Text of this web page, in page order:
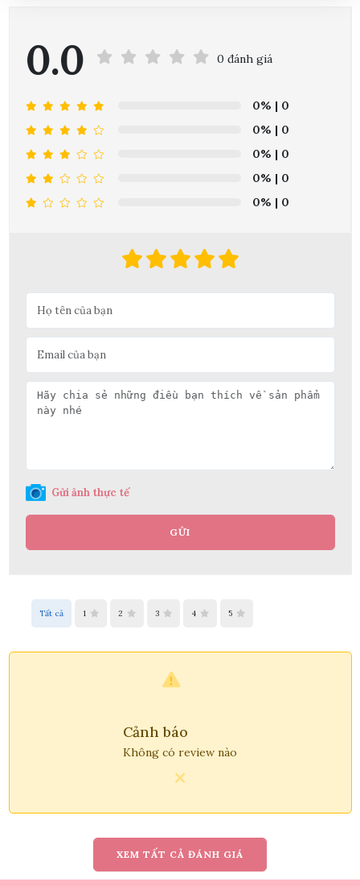
Nguyễn Thanh Bình đã mua sản phẩm
Bùi Đức Trung đã mua sản phẩm 07/08/2026
Chính sách kiểm hàng
THU 10, 2024
THU 05, 2024
Chính sách bảo mật
THU 05, 2024
0.0 0 đánh giá
0% | 0
0% | 0
0% | 0
0% | 0
0% | 0
Gửi ảnh thực tế
GỬI
Tất cả 1 2 3 4 5
Cảnh báo
Không có review nào
XEM TẤT CẢ ĐÁNH GIÁ